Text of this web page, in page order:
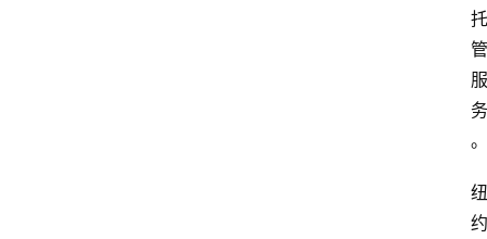
托
管
服
务
。
纽
约